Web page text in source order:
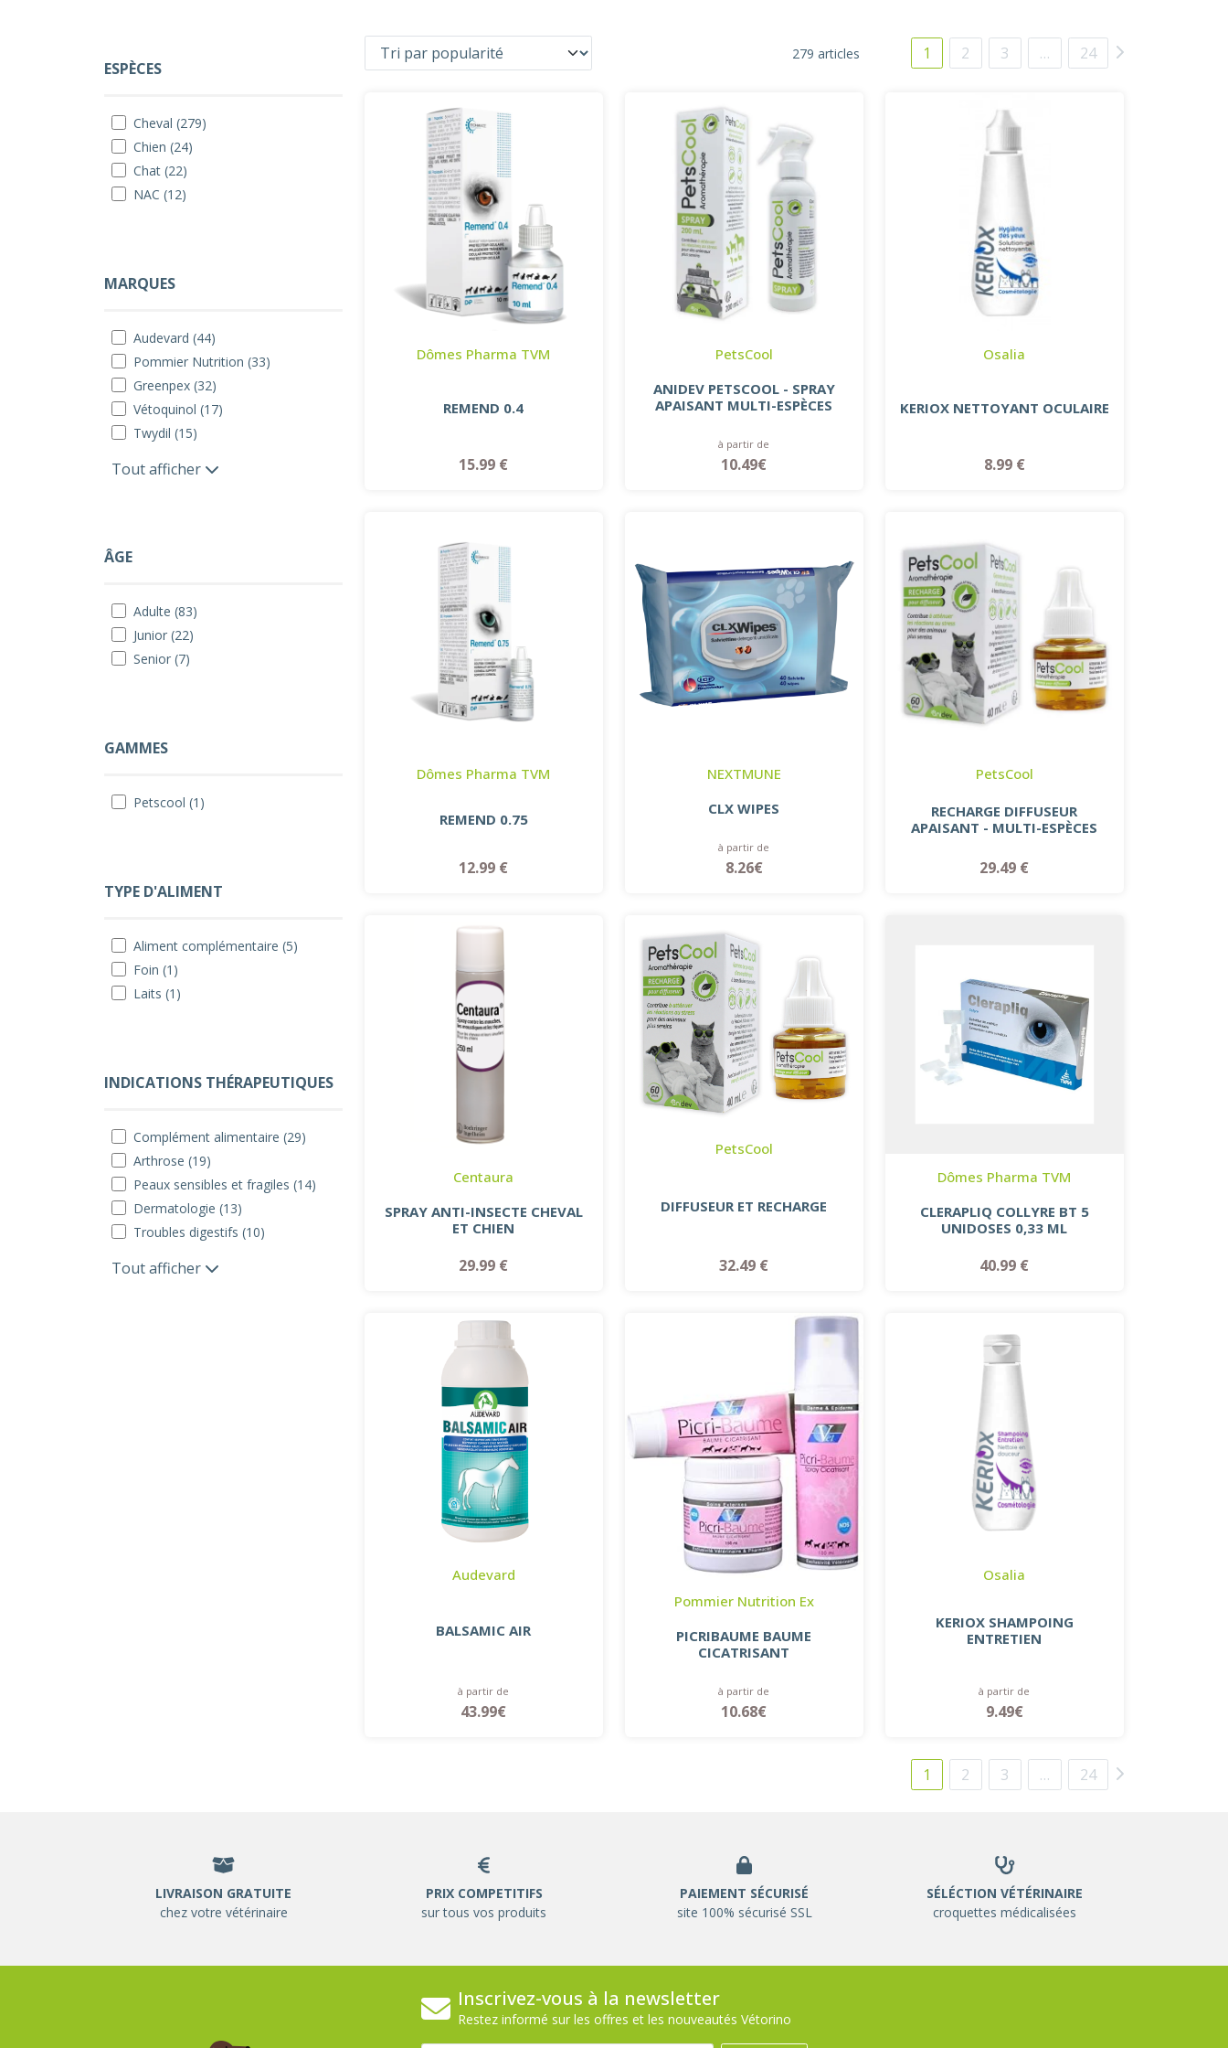
ESPÈCES
Cheval (279)
Chien (24)
Chat (22)
NAC (12)
MARQUES
Audevard (44)
Pommier Nutrition (33)
Greenpex (32)
Vétoquinol (17)
Twydil (15)
Tout afficher
ÂGE
Adulte (83)
Junior (22)
Senior (7)
GAMMES
Petscool (1)
TYPE D'ALIMENT
Aliment complémentaire (5)
Foin (1)
Laits (1)
INDICATIONS THÉRAPEUTIQUES
Complément alimentaire (29)
Arthrose (19)
Peaux sensibles et fragiles (14)
Dermatologie (13)
Troubles digestifs (10)
Tout afficher
279 articles 1 2 3 … 24
Dômes Pharma TVM
REMEND 0.4
15.99 €
PetsCool
ANIDEV PETSCOOL - SPRAY
APAISANT MULTI-ESPÈCES
à partir de
10.49€
Osalia
KERIOX NETTOYANT OCULAIRE
8.99 €
Dômes Pharma TVM
REMEND 0.75
12.99 €
NEXTMUNE
CLX WIPES
à partir de
8.26€
PetsCool
RECHARGE DIFFUSEUR
APAISANT - MULTI-ESPÈCES
29.49 €
Centaura
SPRAY ANTI-INSECTE CHEVAL
ET CHIEN
29.99 €
PetsCool
DIFFUSEUR ET RECHARGE
32.49 €
Dômes Pharma TVM
CLERAPLIQ COLLYRE BT 5
UNIDOSES 0,33 ML
40.99 €
Audevard
BALSAMIC AIR
à partir de
43.99€
Pommier Nutrition Ex
PICRIBAUME BAUME
CICATRISANT
à partir de
10.68€
Osalia
KERIOX SHAMPOING
ENTRETIEN
à partir de
9.49€
1 2 3 … 24
LIVRAISON GRATUITE
chez votre vétérinaire
PRIX COMPETITIFS
sur tous vos produits
PAIEMENT SÉCURISÉ
site 100% sécurisé SSL
SÉLÉCTION VÉTÉRINAIRE
croquettes médicalisées
Inscrivez-vous à la newsletter
Restez informé sur les offres et les nouveautés Vétorino